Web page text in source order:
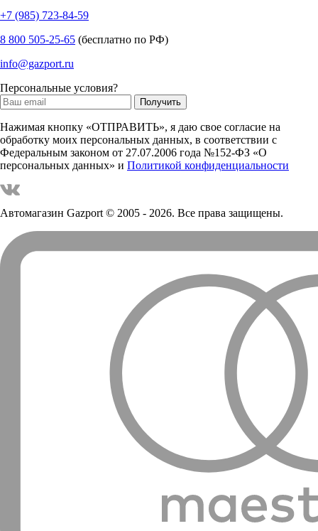
+7 (985) 723-84-59
8 800 505-25-65 (бесплатно по РФ)
info@gazport.ru
Персональные условия?
Нажимая кнопку «ОТПРАВИТЬ», я даю свое согласие на
обработку моих персональных данных, в соответствии с
Федеральным законом от 27.07.2006 года №152-ФЗ «О
персональных данных» и Политикой конфиденциальности
Автомагазин Gazport© 2005 - 2026. Все права защищены.